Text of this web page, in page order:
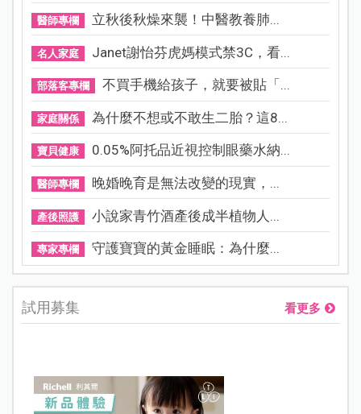
醫師專欄 立秋後秋燥來襲！中醫教養肺...
名人家庭 Janet謝怡芬虎媽模式禁3C，看...
部落客專欄 不買手機給孩子，就要被貼「...
家庭關係 為什麼不想或不敢生二胎？這8...
寶貝健康 0.05%阿托品近視控制眼藥水納...
醫師專欄 晚婚晚育是無法改變的現實，...
產後照護 小說家青竹酒產後成半植物人...
專家專欄 守護寶寶的黃金睡眠：為什麼...
試用募集 看更多